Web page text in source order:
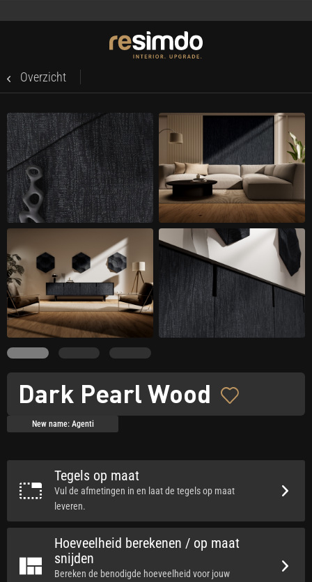
Overzicht
Dark Pearl Wood
New name: Agenti
Tegels op maat
Vul de afmetingen in en laat de tegels op maat
leveren.
Hoeveelheid berekenen / op maat
snijden
Bereken de benodigde hoeveelheid voor jouw